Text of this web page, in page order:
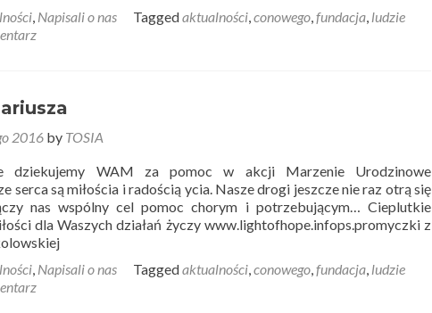
, Napisali o nas Taggedaktualności,conowego,fundacja, ludzie
2016 by TOSIA
dziekujemy WAM za pomoc w akcji Marzenie Urodzinowe
serca są miłościa i radością ycia. Nasze drogi jeszcze nie raz otrą się
nas wspólny cel pomoc chorym i potrzebującym… Cieplutkie
dla Waszych działań życzy www.lightofhope.infops.promyczki z
, Napisali o nas Taggedaktualności,conowego,fundacja, ludzie